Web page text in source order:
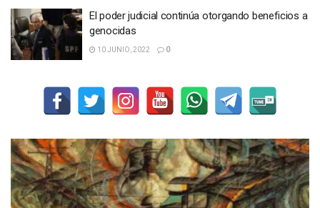
El poder judicial continúa otorgando beneficios a
genocidas
10 JUNIO, 2022 0